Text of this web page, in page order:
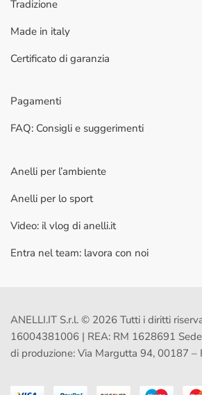
Tradizione
Made in italy
Certificato di garanzia
Pagamenti
FAQ: Consigli e suggerimenti
Anelli per l’ambiente
Anelli per lo sport
Video: il vlog di anelli.it
Entra nel team: lavora con noi
ANELLI.IT S.r.l. © 2026 Tutti i diritti
16004381006 | REA: RM 1628691
di produzione: Via Margutta 94, 00187 –